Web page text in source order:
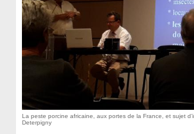
La peste porcine africaine, aux portes de la France, et sujet
Deterpigny